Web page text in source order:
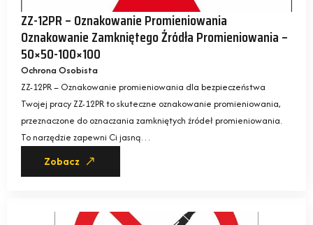
ZZ-12PR – Oznakowanie Promieniowania
Oznakowanie Zamkniętego Źródła Promieniowania –
50×50-100×100
Ochrona Osobista
ZZ-12PR – Oznakowanie promieniowania dla bezpieczeństwa
Twojej pracy ZZ-12PR to skuteczne oznakowanie promieniowania,
przeznaczone do oznaczania zamkniętych źródeł promieniowania.
To narzędzie zapewni Ci jasną…
Zobacz